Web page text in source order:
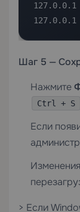
127.0.0.1
127.0.0.1
Шаг 5 —
Нажмите
Ctrl + S
Если
> Если